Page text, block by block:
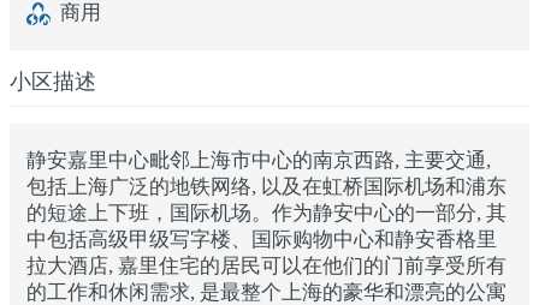
商用
小区描述
静安嘉里中心毗邻上海市中心的南京西路, 主要交通,
包括上海广泛的地铁网络, 以及在虹桥国际机场和浦东
的短途上下班，国际机场。作为静安中心的一部分, 其
中包括高级甲级写字楼、国际购物中心和静安香格里
拉大酒店, 嘉里住宅的居民可以在他们的门前享受所有
的工作和休闲需求, 是最整个上海的豪华和漂亮的公寓